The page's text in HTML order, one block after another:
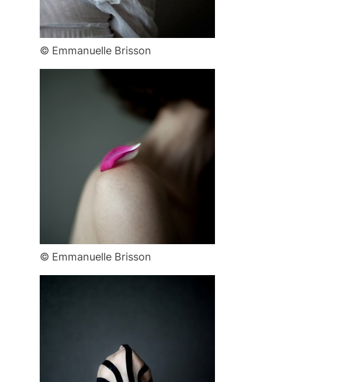
© Emmanuelle Brisson
© Emmanuelle Brisson